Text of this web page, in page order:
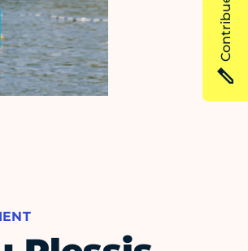
Contribuer